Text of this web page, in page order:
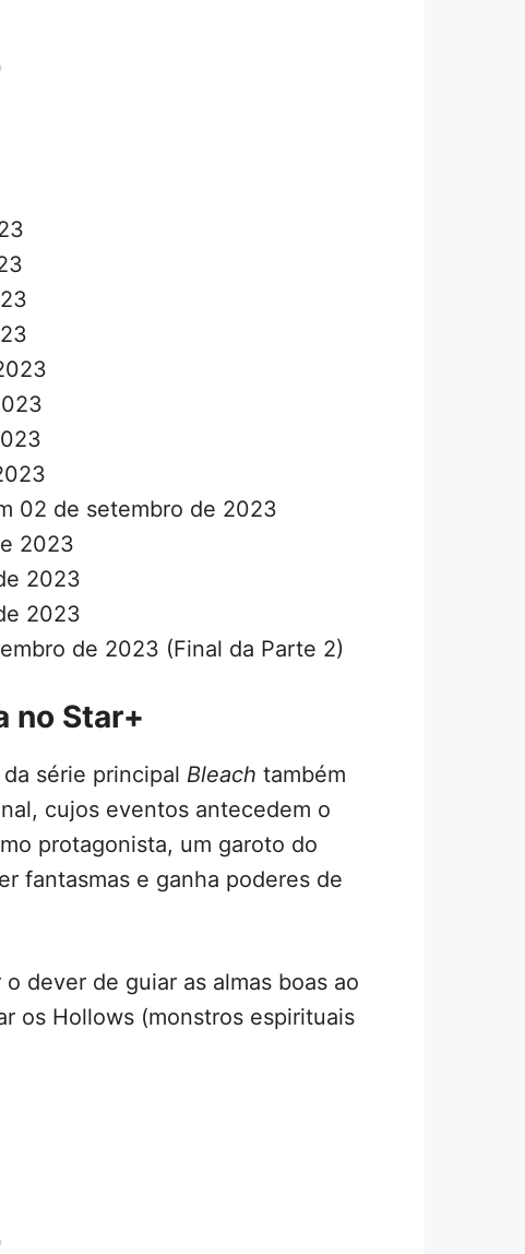
02 de setembro de 2023
2023
2023
2023
de 2023 (Final da Parte 2)
no Star+
série principal Bleach também
cujos eventos antecedem o
protagonista, um garoto do
fantasmas e ganha poderes de
dever de guiar as almas boas ao
os Hollows (monstros espirituais